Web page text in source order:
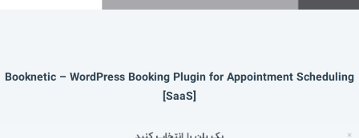
Booknetic – WordPress Booking Plugin for Appointment Scheduling
[SaaS]